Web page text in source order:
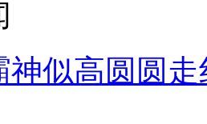
神似高圆圆走